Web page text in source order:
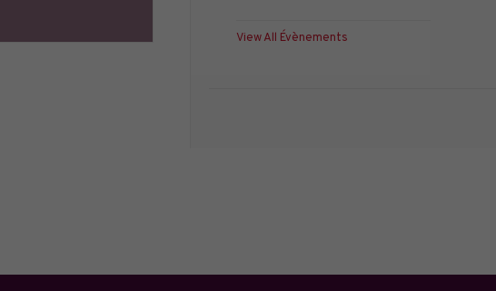
View All Évènements